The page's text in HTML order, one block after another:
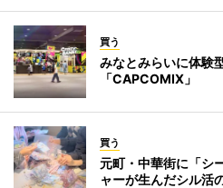
買う
みなとみらいに体験
「CAPCOMIX」
買う
元町・中華街に「
ャーが生んだシル活